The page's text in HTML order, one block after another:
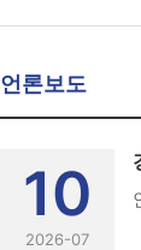
언론보도
10
2026-07